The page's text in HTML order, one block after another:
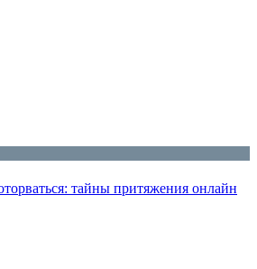
тайны притяжения онлайн